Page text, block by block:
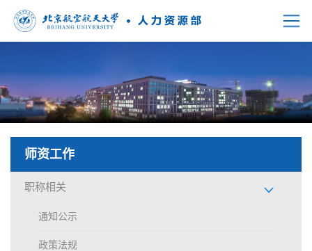
机构设置
招聘相关
师资工作
师资工作
职称相关
通知公示
政策法规